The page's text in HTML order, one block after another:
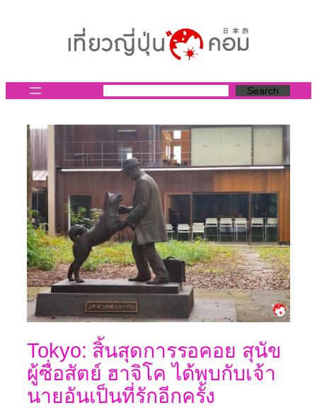
Search
Tokyo: สิ้นสุดการรอคอย สุนัข
ผู้ซื่อสัตย์ ฮาจิโค ได้พบกับเจ้า
นายอันเป็นที่รักอีกครั้ง